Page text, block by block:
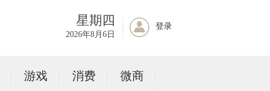
星期四
2026年8月6日
登录
游戏 消费 微商